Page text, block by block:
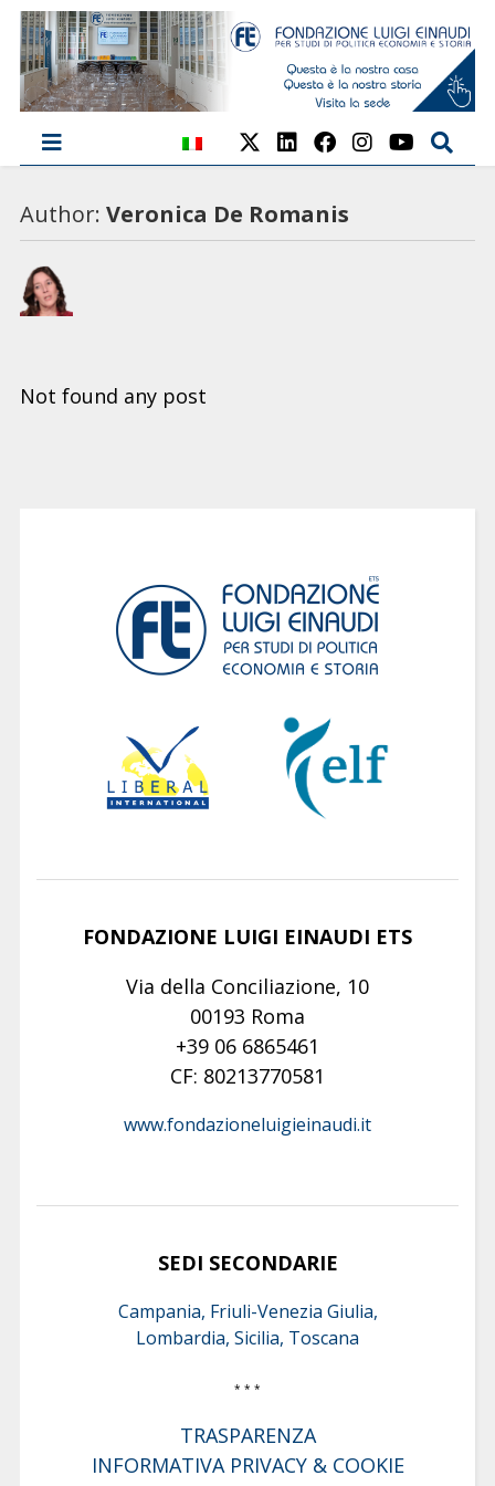
Author: Veronica De Romanis
Not found any post
FONDAZIONE LUIGI EINAUDI ETS
Via della Conciliazione, 10
00193 Roma
+39 06 6865461
CF: 80213770581
www.fondazioneluigieinaudi.it
SEDI SECONDARIE
Campania, Friuli-Venezia Giulia,
Lombardia, Sicilia, Toscana
* * *
TRASPARENZA
INFORMATIVA PRIVACY & COOKIE